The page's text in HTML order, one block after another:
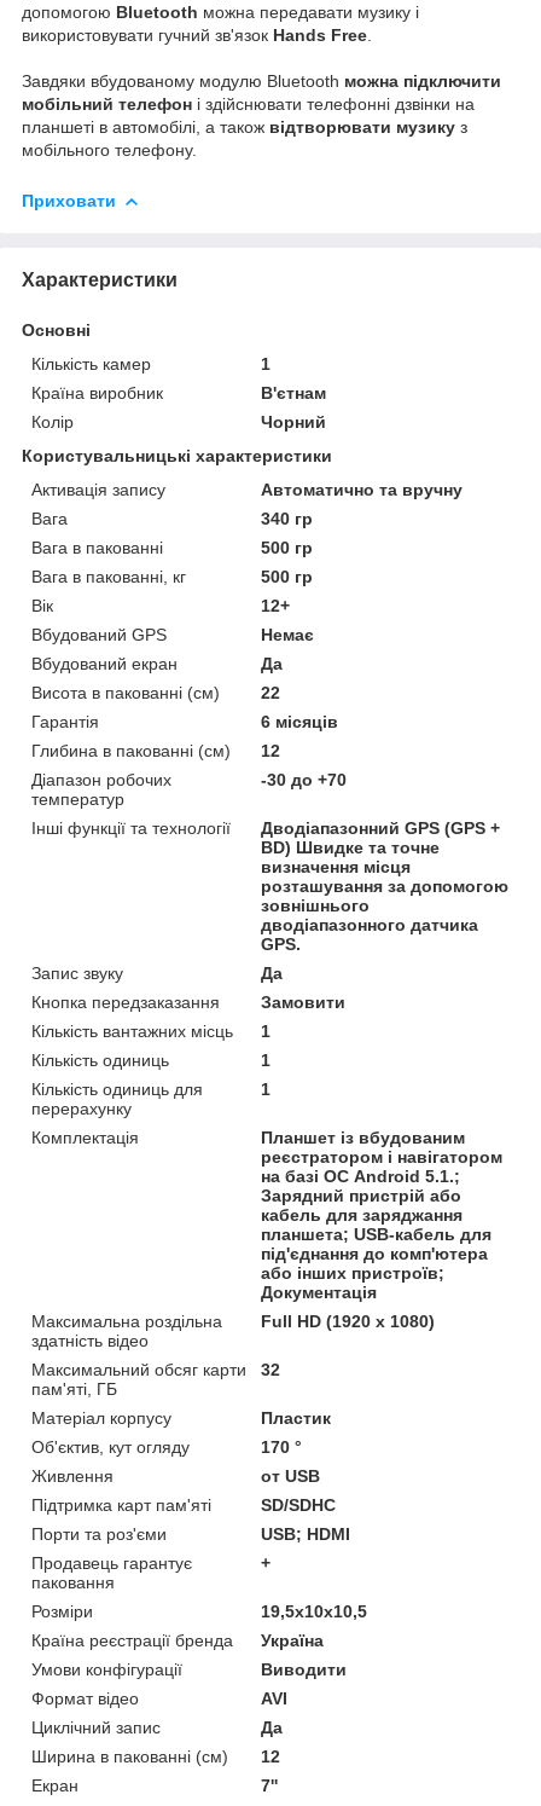
допомогою Bluetooth можна передавати музику і
використовувати гучний зв'язок Hands Free
Завдяки вбудованому модулю Bluetooth можна підключити
мобільний телефон і здійснювати телефонні дзвінки на
планшеті в автомобілі, а також відтворювати музику з
мобільного телефону.
Приховати
Характеристики
Основні
Кількість камер
1
Країна виробник
В'єтнам
Колір
Чорний
Користувальницькі характеристики
Активація запису
Автоматично та вручну
Вага
340 гр
Вага в пакованні
500 гр
Вага в пакованні, кг
500 гр
Вік
12+
Вбудований GPS
Немає
Вбудований екран
Да
Висота в пакованні (см)
22
Гарантія
6 місяців
Глибина в пакованні (см)
12
Діапазон робочих
температур
-30 до +70
Інші функції та технології
Дводіапазонний GPS (GPS +
BD) Швидке та точне
визначення місця
розташування за допомогою
зовнішнього
дводіапазонного датчика
GPS.
Запис звуку
Да
Кнопка передзаказання
Замовити
Кількість вантажних місць
1
Кількість одиниць
1
Кількість одиниць для
перерахунку
1
Комплектація
Планшет із вбудованим
реєстратором і навігатором
на базі ОС Android 5.1.;
Зарядний пристрій або
кабель для заряджання
планшета; USB-кабель для
під'єднання до комп'ютера
або інших пристроїв;
Документація
Максимальна роздільна
здатність відео
Full HD (1920 x 1080)
Максимальний обсяг карти
пам'яті, ГБ
32
Матеріал корпусу
Пластик
Об'єктив, кут огляду
170 °
Живлення
от USB
Підтримка карт пам'яті
SD/SDHC
Порти та роз'єми
USB; HDMI
Продавець гарантує
паковання
+
Розміри
19,5х10х10,5
Країна реєстрації бренда
Україна
Умови конфігурації
Виводити
Формат відео
AVI
Циклічний запис
Да
Ширина в пакованні (см)
12
Екран
7''